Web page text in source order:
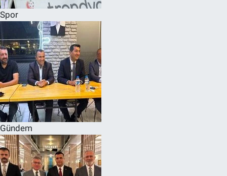
Spor
Gündem